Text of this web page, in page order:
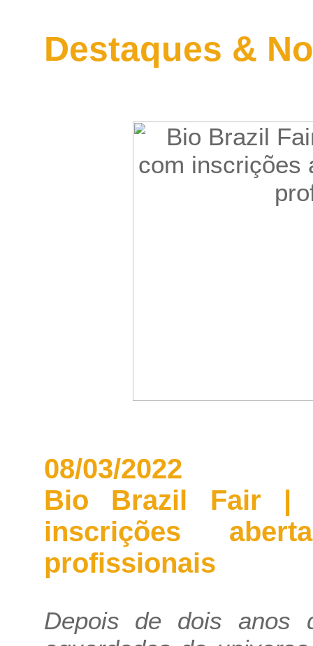
Destaques &
08/03/2022
Bio Brazil Fair |
inscrições
profissionais
Depois de dois anos